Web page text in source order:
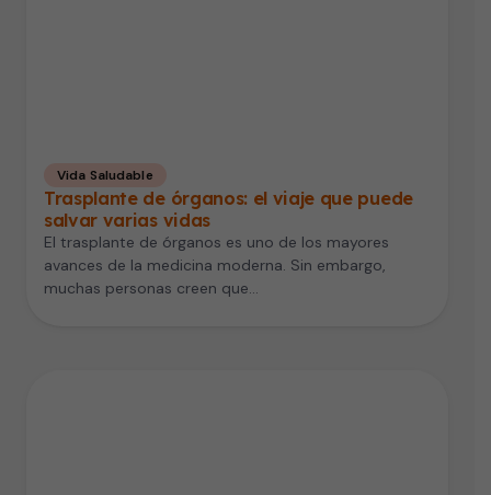
Vida Saludable
Trasplante de órganos: el viaje que puede
salvar varias vidas
El trasplante de órganos es uno de los mayores
avances de la medicina moderna. Sin embargo,
muchas personas creen que…